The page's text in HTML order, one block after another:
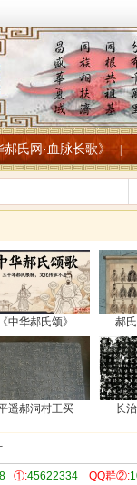
郝氏网·血脉长歌》
《中华郝氏颂》 郝
遥郝洞村王买 长
①:45622334QQ群②: